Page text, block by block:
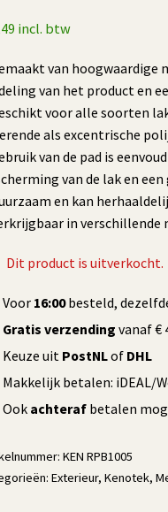
incl. btw
van hoogwaardige
van het product en
voor alle soorten
als excentrische
van de pad is
van de lak en
en kan
in
Dit product is uitverkocht.
Voor 16:00besteld,
Gratis verzending vanaf €
Keuze uit PostNLof DHL
Makkelijk betalen: iDEAL/
Ook achterafbetalen
KEN RPB1005
Exterieur, Kenotek,